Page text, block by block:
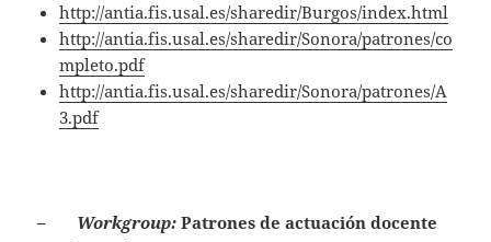
http://antia.fis.usal.es/sharedir/Burgos/index.html
http://antia.fis.usal.es/sharedir/Sonora/patrones/co
mpleto.pdf
http://antia.fis.usal.es/sharedir/Sonora/patrones/A
3.pdf
– Workgroup:Patrones de actuación docente